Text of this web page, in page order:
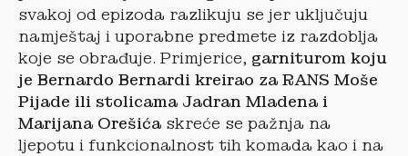
svakoj od epizoda razlikuju se jer uključuju
namještaj i uporabne predmete iz razdoblja
koje se obrađuje. Primjerice, garniturom koju
je Bernardo Bernardi kreirao za RANS Moše
Pijade ili stolicama Jadran Mladena i
Marijana Orešića skreće se pažnja na
ljepotu i funkcionalnost tih komada kao i na